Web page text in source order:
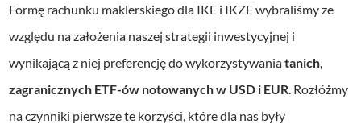
Formę rachunku maklerskiego dla IKE i IKZE wybraliśmy ze
względu na założenia naszej strategii inwestycyjnej i
wynikającą z niej preferencję do wykorzystywaniatanich,
zagranicznych ETF-ów notowanych w USD i EUR. Rozłóżmy
na czynniki pierwsze te korzyści, które dla nas były